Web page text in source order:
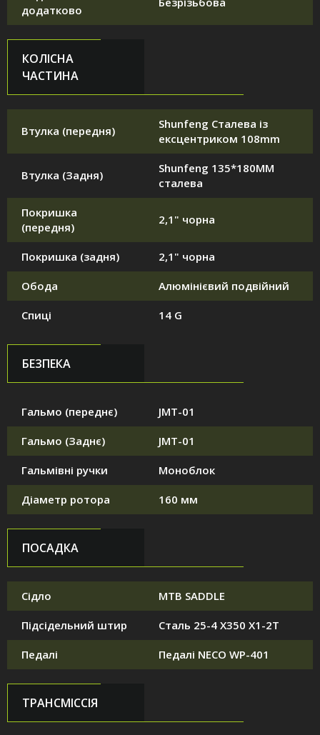
додатково
КОЛІСНА
ЧАСТИНА
Втулка (передня)
Shunfeng Сталева із
ексцентриком 108mm
Втулка (Задня)
Shunfeng 135*180MM
сталева
Покришка
(передня)
2,1" чорна
Покришка (задня) 2,1" чорна
Обода Алюмінієвий подвійний
Спиці 14 G
БЕЗПЕКА
Гальмо (переднє) JMT-01
Гальмо (Заднє) JMT-01
Гальмівні ручки Моноблок
Діаметр ротора 160 мм
ПОСАДКА
Сідло MTB SADDLE
Підсідельний штир Сталь 25-4 X350 X1-2T
Педалі Педалі NECO WP-401
ТРАНСМІССІЯ